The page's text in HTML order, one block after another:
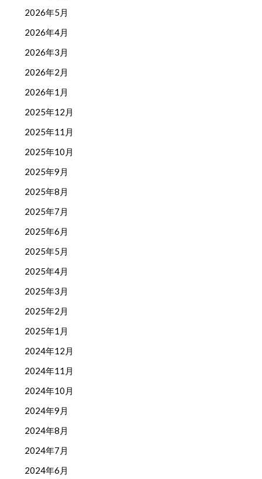
2026年5月
2026年4月
2026年3月
2026年2月
2026年1月
2025年12月
2025年11月
2025年10月
2025年9月
2025年8月
2025年7月
2025年6月
2025年5月
2025年4月
2025年3月
2025年2月
2025年1月
2024年12月
2024年11月
2024年10月
2024年9月
2024年8月
2024年7月
2024年6月